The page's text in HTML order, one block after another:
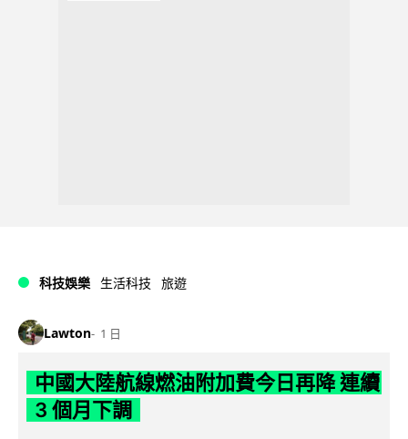
科技娛樂 生活科技 旅遊
Lawton 1 日
中國大陸航線燃油附加費今日再降 連續
3 個月下調